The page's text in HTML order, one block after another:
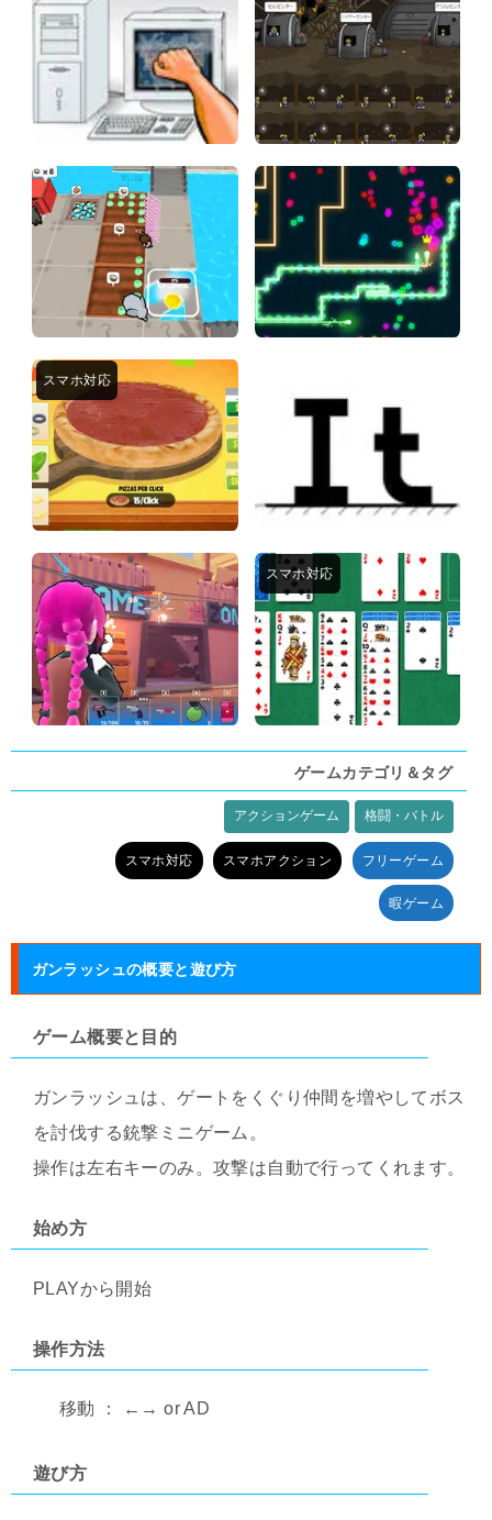
ゲームカテゴリ＆タグ
アクションゲーム 格闘・バトル
スマホ対応 スマホアクション フリーゲーム
暇ゲーム
ガンラッシュの概要と遊び方
ゲーム概要と目的
ガンラッシュは、ゲートをくぐり仲間を増やしてボス
を討伐する銃撃ミニゲーム。
操作は左右キーのみ。攻撃は自動で行ってくれます。
始め方
PLAYから開始
操作方法
移動 ： ←→ or AD
遊び方